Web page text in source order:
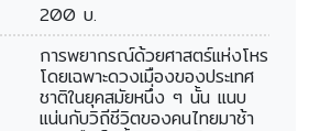
200 บ.
การพยากรณ์ด้วยศาสตร์แห่งโหร
โดยเฉพาะดวงเมืองของประเทศ
ชาติในยุคสมัยหนึ่ง ๆ นั้น แนบ
แน่นกับวิถีชีวิตของคนไทยมาช้า